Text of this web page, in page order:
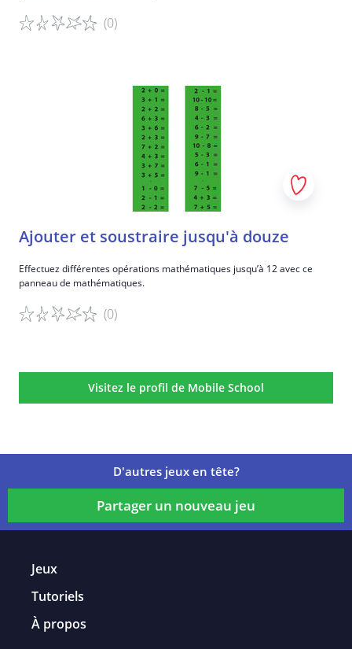
(0)
Ajouter et soustraire jusqu'à douze
Effectuez différentes opérations mathématiques jusqu’à 12 avec ce
panneau de mathématiques.
(0)
Visitez le profil de Mobile School
D'autres jeux en tête?
Partager un nouveau jeu
Jeux
Tutoriels
À propos